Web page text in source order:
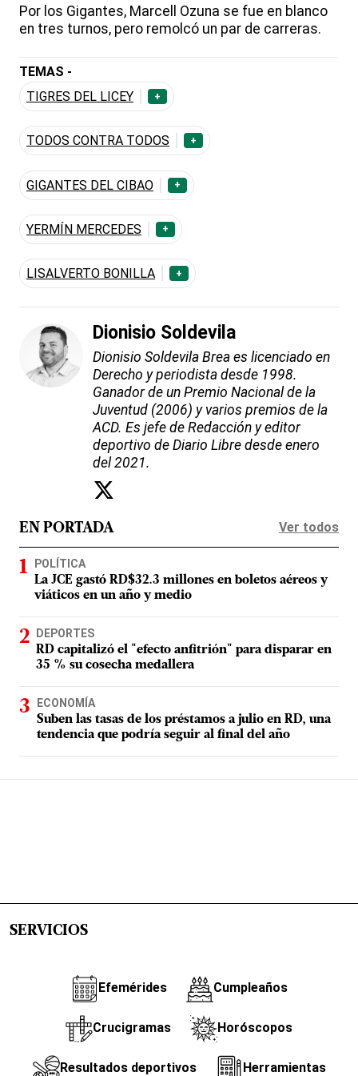
Por los Gigantes, Marcell Ozuna se fue en blanco
en tres turnos, pero remolcó un par de carreras.
TEMAS -
TIGRES DEL LICEY
+
TODOS CONTRA TODOS +
GIGANTES DEL CIBAO +
YERMÍN MERCEDES +
LISALVERTO BONILLA +
Dionisio Soldevila
Dionisio Soldevila Brea es licenciado en
Derecho y periodista desde 1998.
Ganador de un Premio Nacional de la
Juventud (2006) y varios premios de la
ACD. Es jefe de Redacción y editor
deportivo de Diario Libre desde enero
del 2021.
EN PORTADA Ver todos
POLÍTICA
La JCE gastó RD$32.3 millones en boletos aéreos y
viáticos en un año y medio
DEPORTES
RD capitalizó el "efecto anfitrión" para disparar en
35 % su cosecha medallera
ECONOMÍA
Suben las tasas de los préstamos a julio en RD, una
tendencia que podría seguir al final del año
SERVICIOS
Efemérides Cumpleaños
Crucigramas Horóscopos
Resultados deportivos Herramientas